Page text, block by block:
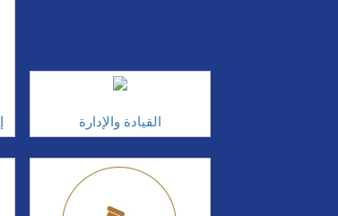
القيادة والإدارة